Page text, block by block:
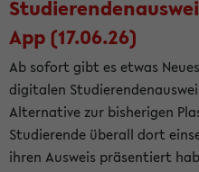
App (17.06.26)
Ab sofort gibt es etwas
digitalen
Alternative zur bisherigen
Studierende überall dort
ihren Ausweis präsentiert